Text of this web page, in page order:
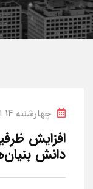
چهارشنبه 14 اسفند 1398
افزایش
دانش